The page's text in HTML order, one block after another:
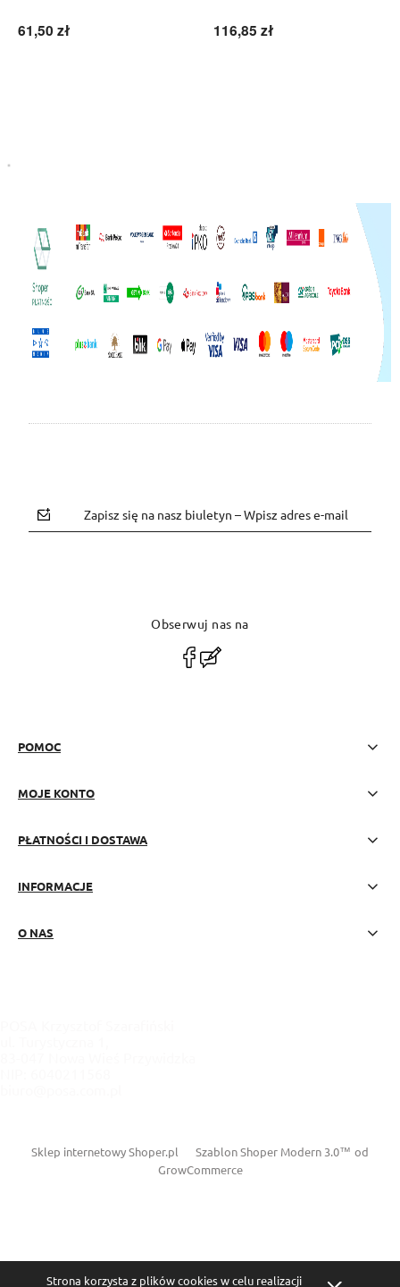
Strona korzysta z plików cookies w celu realizacji
61,50 zł 116,85 zł
Zapisz się na nasz biuletyn – Wpisz adres e-mail
Obserwuj nas na
POMOC
MOJE KONTO
PŁATNOŚCI I DOSTAWA
INFORMACJE
O NAS
Sklep internetowy Shoper.pl Szablon Shoper Modern 3.0™ od
GrowCommerce